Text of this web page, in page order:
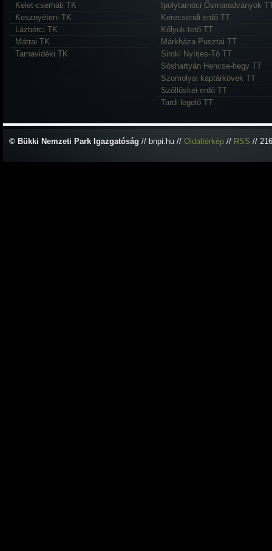
Kelet-cserháti TK
Kesznyéteni TK
Lázbérci TK
Mátrai TK
Tarnavidéki TK
Ipolytarnóci Ősmaradványok
Kerecsendi erdő TT
Kőlyuk-tető TT
Márkháza Pusztai TT
Siroki Nyírjes-Tó TT
Sóshartyán Hencse-hegy TT
Szomolyai kaptárkövek TT
Szőllőskei erdő TT
Tardi legelő TT
© Bükki Nemzeti Park Igazgatóság // bnpi.hu // Oldaltérkép // RSS //